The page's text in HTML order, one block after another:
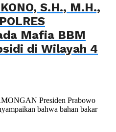
S.H., M.H.,
Mafia BBM
di Wilayah 4
Presiden Prabowo
bahwa bahan bakar